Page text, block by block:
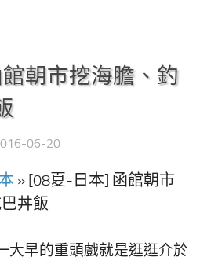
朝市挖海膽、釣
06-20
» [08夏-日本] 函館朝市
丼飯
大早的重頭戲就是逛逛介於